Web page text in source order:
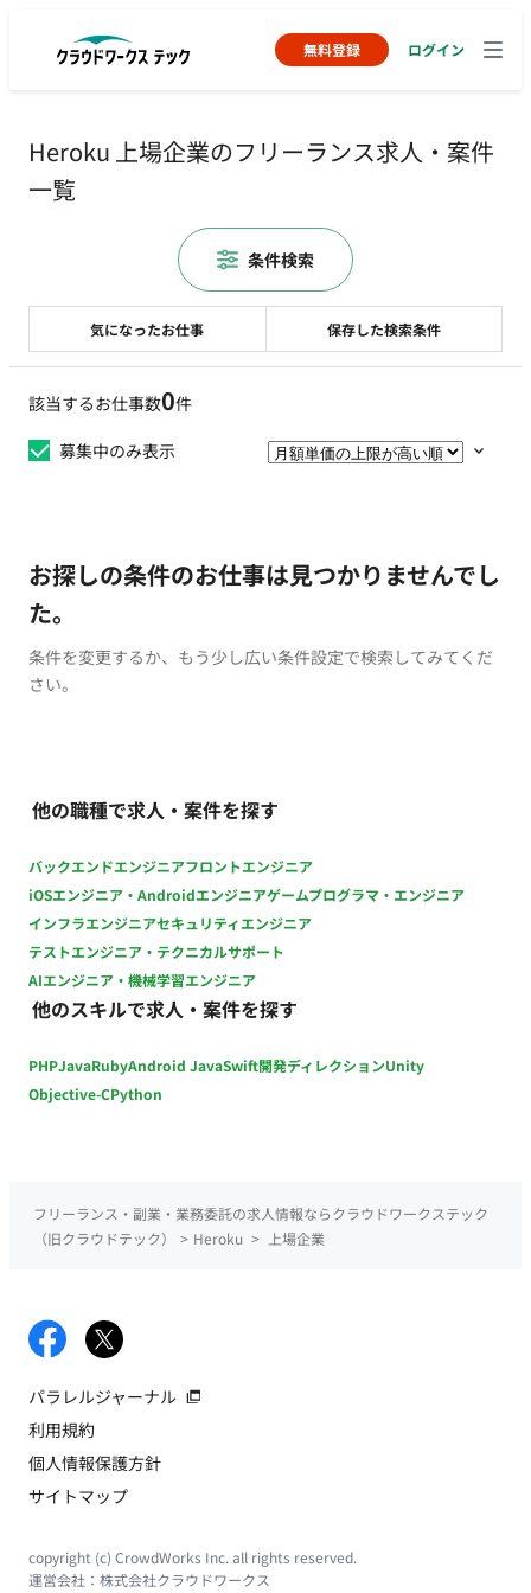
無料登録 ログイン
Heroku 上場企業のフリーランス求人・案件
一覧
該当するお仕事数0件
募集中のみ表示
お探しの条件のお仕事は見つかりませんでし
た。
条件を変更するか、もう少し広い条件設定で検索してみてくだ
さい。
他の職種で求人・案件を探す
バックエンドエンジニアフロントエンジニア
iOSエンジニア・Androidエンジニアゲームプログラマ・エンジニア
インフラエンジニアセキュリティエンジニア
テストエンジニア・テクニカルサポート
AIエンジニア・機械学習エンジニア
他のスキルで求人・案件を探す
PHPJavaRubyAndroid JavaSwift開発ディレクションUnity
Objective-CPython
気になったお仕事 保存した検索条件
条件検索
フリーランス・副業・業務委託の求人情報ならクラウドワークステック
（旧クラウドテック）
> Heroku > 上場企業
パラレルジャーナル
利用規約
個人情報保護方針
サイトマップ
copyright (c) CrowdWorks Inc. all rights reserved.
運営会社： 株式会社クラウドワークス